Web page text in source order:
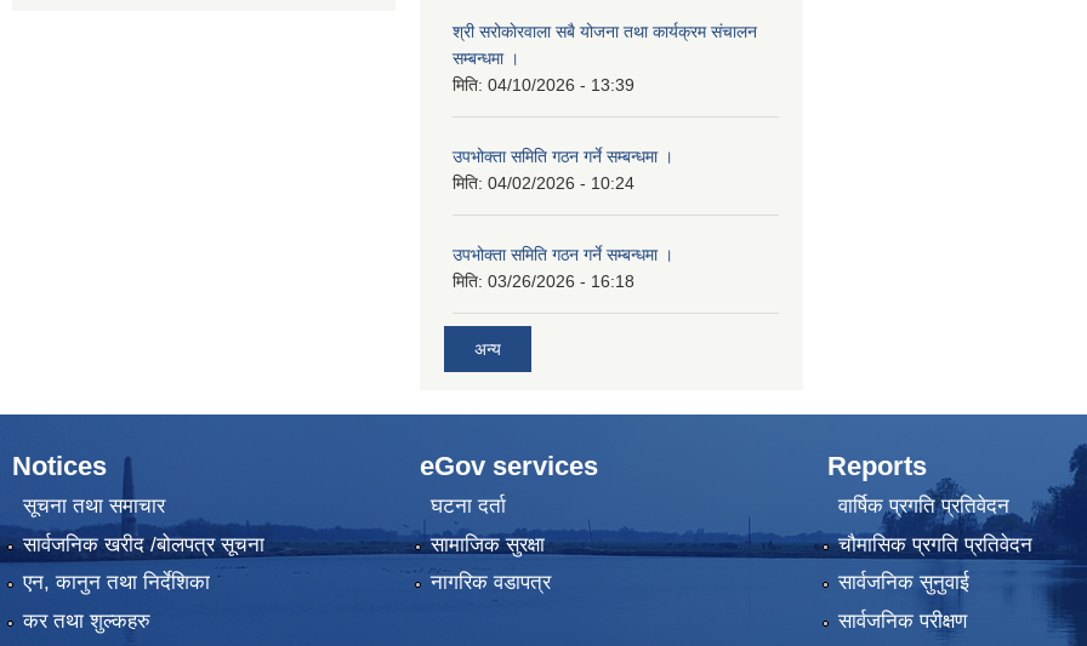
श्री सरोकाेरवाला सबै योजना तथा कार्यक्रम संचालन
सम्बन्धमा ।
मिति: 04/10/2026 - 13:39
उपभोक्ता समिति गठन गर्ने सम्बन्धमा ।
मिति: 04/02/2026 - 10:24
उपभोक्ता समिति गठन गर्ने सम्बन्धमा ।
मिति: 03/26/2026 - 16:18
अन्य
Notices
सूचना तथा समाचार
सार्वजनिक खरीद /बोलपत्र सूचना
एन, कानुन तथा निर्देशिका
कर तथा शुल्कहरु
eGov services
घटना दर्ता
सामाजिक सुरक्षा
नागरिक वडापत्र
Reports
वार्षिक प्रगति प्रतिवेदन
चौमासिक प्रगति प्रतिवेदन
सार्वजनिक सुनुवाई
सार्वजनिक परीक्षण